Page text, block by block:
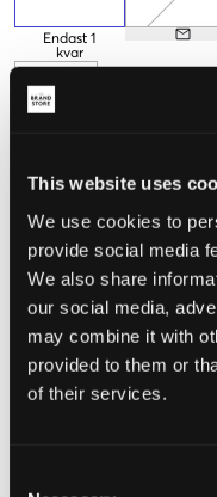
This website uses
We use cookies to
provide social media
We also share
our social media,
may combine it with
provided to them or
of their services.
Endast 1
kvar
170 cm
Liten
VÄLJ